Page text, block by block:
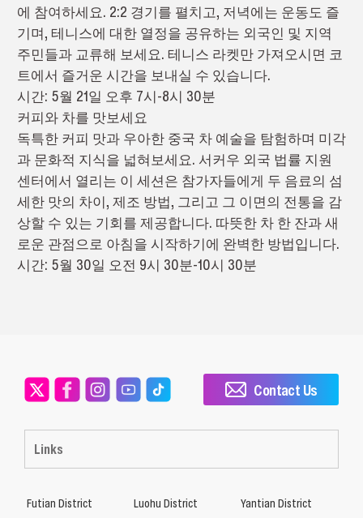
에 참여하세요. 2:2 경기를 펼치고, 저녁에는 운동도 즐
기며, 테니스에 대한 열정을 공유하는 외국인 및 지역
주민들과 교류해 보세요. 테니스 라켓만 가져오시면 코
트에서 즐거운 시간을 보내실 수 있습니다.
시간: 5월 21일 오후 7시-8시 30분
커피와 차를 맛보세요
독특한 커피 맛과 우아한 중국 차 예술을 탐험하며 미각
과 문화적 지식을 넓혀보세요. 서커우 외국 법률 지원
센터에서 열리는 이 세션은 참가자들에게 두 음료의 섬
세한 맛의 차이, 제조 방법, 그리고 그 이면의 전통을 감
상할 수 있는 기회를 제공합니다. 따뜻한 차 한 잔과 새
로운 관점으로 아침을 시작하기에 완벽한 방법입니다.
시간: 5월 30일 오전 9시 30분-10시 30분
Links
Contact Us
Futian District Luohu District Yantian District